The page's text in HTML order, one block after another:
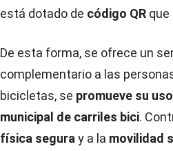
está dotado de código QR que
De esta forma, se ofrece un
complementario a las
bicicletas, se promueve su
municipal de carriles bici.
física segura y a la movilidad